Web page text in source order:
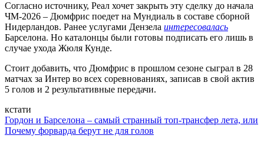
Согласно источнику, Реал хочет закрыть эту сделку до начала
ЧМ-2026 – Дюмфрис поедет на Мундиаль в составе сборной
Нидерландов. Ранее услугами Дензела интересовалась
Барселона. Но каталонцы были готовы подписать его лишь в
случае ухода Жюля Кунде.
Стоит добавить, что Дюмфрис в прошлом сезоне сыграл в 28
матчах за Интер во всех соревнованиях, записав в свой актив
5 голов и 2 результативные передачи.
кстати
Гордон и Барселона – самый странный топ-трансфер лета, или
Почему форварда берут не для голов